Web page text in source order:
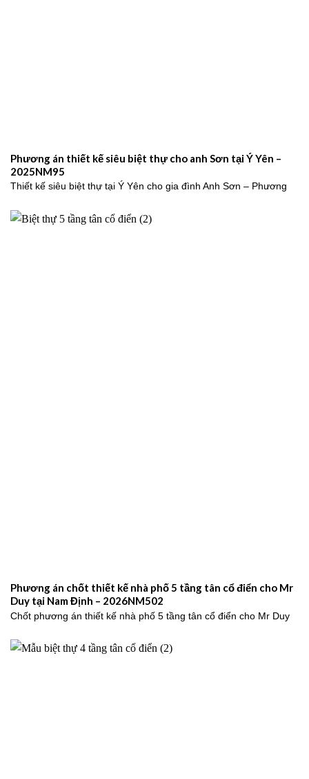
Phương án thiết kế siêu biệt thự cho anh Sơn tại Ý Yên –
2025NM95
Thiết kế siêu biệt thự tại Ý Yên cho gia đình Anh Sơn – Phương
Phương án chốt thiết kế nhà phố 5 tầng tân cổ điển cho Mr
Duy tại Nam Định – 2026NM502
Chốt phương án thiết kế nhà phố 5 tầng tân cổ điển cho Mr Duy